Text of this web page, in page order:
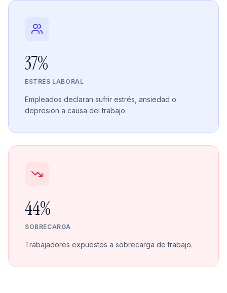
37%
ESTRÉS LABORAL
Empleados declaran sufrir estrés, ansiedad o
depresión a causa del trabajo.
44%
SOBRECARGA
Trabajadores expuestos a sobrecarga de trabajo.